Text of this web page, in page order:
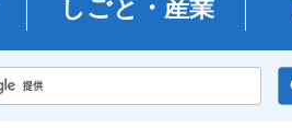
しごと・産業